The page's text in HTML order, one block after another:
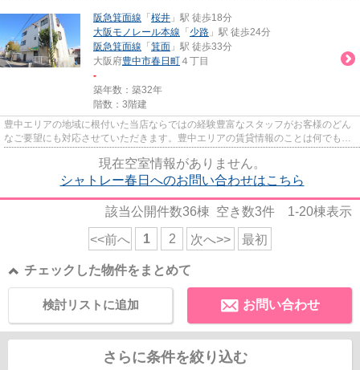
阪急箕面線 「 桜井 」駅 徒歩18分
大阪モノレール本線 「 少路 」駅 徒歩24分
阪急箕面線 「 箕面 」駅 徒歩33分
大阪府豊中市春日町 ４丁目
-
築年数：築32年
階数：3階建
豊中エリアの地域に根付いた当店ならではの経験豊富なスタッフがお客様のどん
なご要望にも対応させていただきます。豊中エリアの賃貸情報のことは何でもお
現在空室情報がありません。
シャトレー春日へのお問い合わせはこちら
該当公開件数36棟 空き数3件 1-20棟表示
<<前へ 1 2 次へ>> 最初
チェックした物件をまとめて
お問い合わせ
検討リストに追加
さらに条件を絞り込む